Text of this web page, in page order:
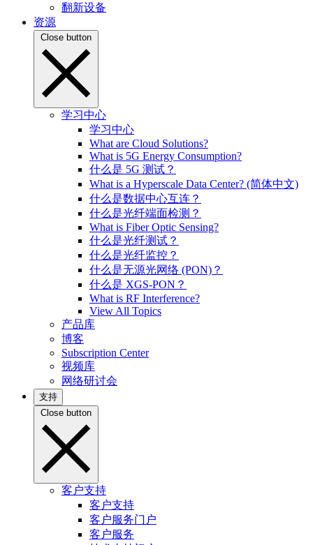
翻新设备
资源
Close button
学习中心
学习中心
What are Cloud Solutions?
What is 5G Energy Consumption?
什么是 5G 测试？
What is a Hyperscale Data Center? (简体中文)
什么是数据中心互连？
什么是光纤端面检测？
What is Fiber Optic Sensing?
什么是光纤测试？
什么是光纤监控？
什么是无源光网络 (PON)？
什么是 XGS-PON？
What is RF Interference?
View All Topics
产品库
博客
Subscription Center
视频库
网络研讨会
支持
Close button
客户支持
客户支持
客户服务门户
客户服务